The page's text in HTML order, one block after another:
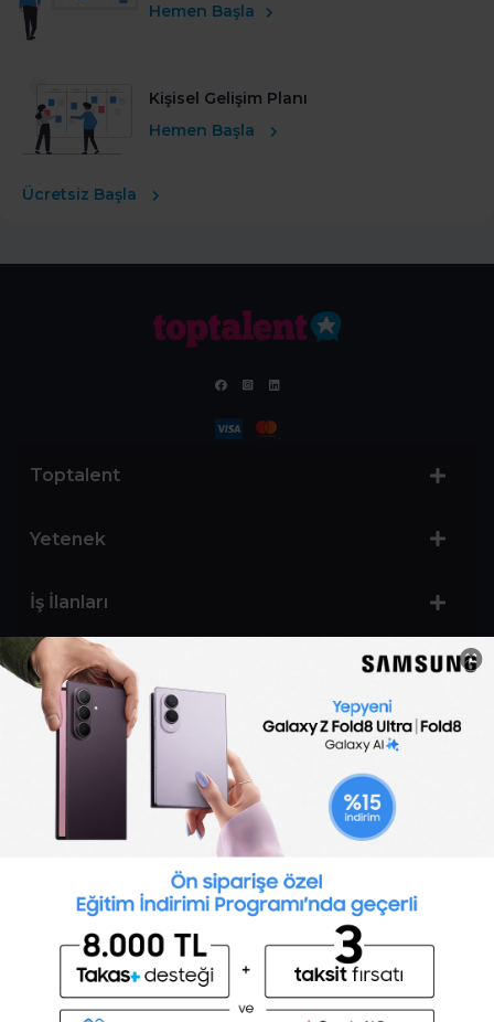
Hemen Başla
Kişisel Gelişim Planı
Hemen Başla
Ücretsiz Başla
Toptalent
Yetenek
İş İlanları
Sertifika Programları
Yetenek Testleri
Toptalent Marka ve İnsan Kaynakları Danışmanlığı Limited Şirketi Özel İstihdam Bürosu
Olarak 11 / 11 / 2024 - 10 / 11 / 2027 tarihleri arasında faaliyette bulunmak üzere, Türkiye İş
Kurumu tarafından 05.11.2024 tarih ve 16998526 sayılı karar uyarınca 1251 nolu belge ile faaliyet
göstermektedir.Toptalent İş İlanları için tıklayın. 4904 sayılı kanun uyarınca iş arayanlardan